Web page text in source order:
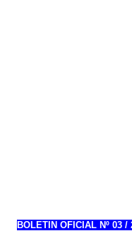
BOLETIN OFICIAL Nº 03 /